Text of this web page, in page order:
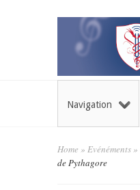
Navigation
Home » Evénéments»
de Pythagore